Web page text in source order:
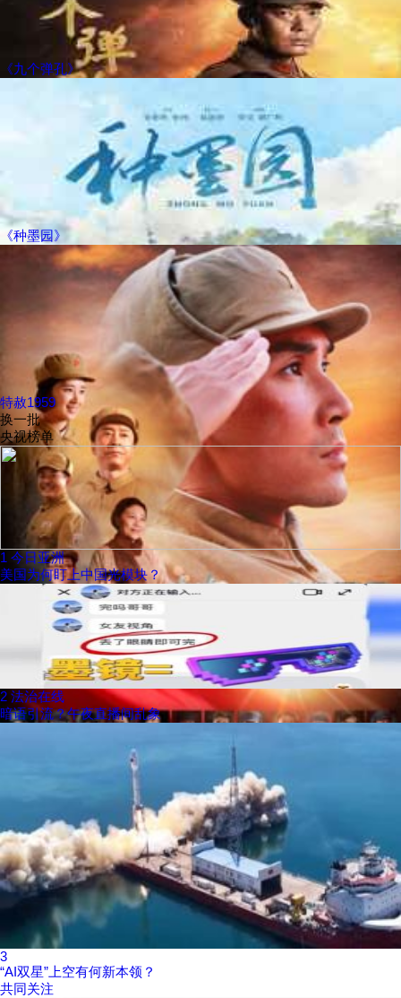
《九个弹孔》
《种墨园》
特赦1959
换一批
央视榜单
1 今日亚洲
美国为何盯上中国光模块？
2 法治在线
暗语引流？午夜直播间乱象
3
“AI双星”上空有何新本领？
共同关注